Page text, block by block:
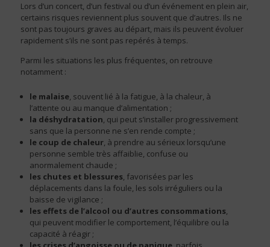
Lors d’un concert, d’un festival ou d’un événement en plein air,
certains risques reviennent plus souvent que d’autres. Ils ne
sont pas toujours graves au départ, mais ils peuvent évoluer
rapidement s’ils ne sont pas repérés à temps.
Parmi les situations les plus fréquentes, on retrouve
notamment :
le malaise, souvent lié à la fatigue, à la chaleur, à
l’attente ou au manque d’alimentation ;
la déshydratation, qui peut s’installer progressivement
sans que la personne ne s’en rende compte ;
le coup de chaleur, à prendre au sérieux lorsqu’une
personne semble très affaiblie, confuse ou
anormalement chaude ;
les chutes et blessures, favorisées par les
déplacements dans la foule, les sols irréguliers ou la
baisse de vigilance ;
les effets de l’alcool ou d’autres consommations,
qui peuvent modifier le comportement, l’équilibre ou la
capacité à réagir ;